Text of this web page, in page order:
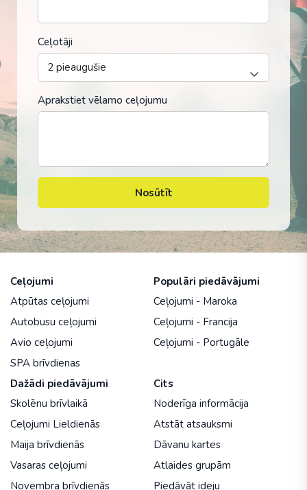
Ceļotāji
Aprakstiet vēlamo ceļojumu
Nosūtīt
Ceļojumi
Atpūtas ceļojumi
Autobusu ceļojumi
Avio ceļojumi
SPA brīvdienas
Populāri piedāvājumi
Ceļojumi - Maroka
Ceļojumi - Francija
Ceļojumi - Portugāle
Dažādi piedāvājumi
Skolēnu brīvlaikā
Ceļojumi Lieldienās
Maija brīvdienās
Vasaras ceļojumi
Novembra brīvdienās
Cits
Noderīga informācija
Atstāt atsauksmi
Dāvanu kartes
Atlaides grupām
Piedāvāt ideju